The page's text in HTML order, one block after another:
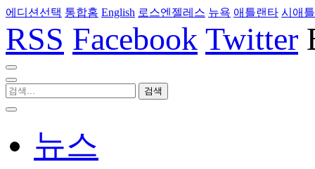
에디션선택 통합홈 English 로스엔젤레스 뉴욕 애틀랜타 시애틀
RSS Facebook Twitter
뉴스